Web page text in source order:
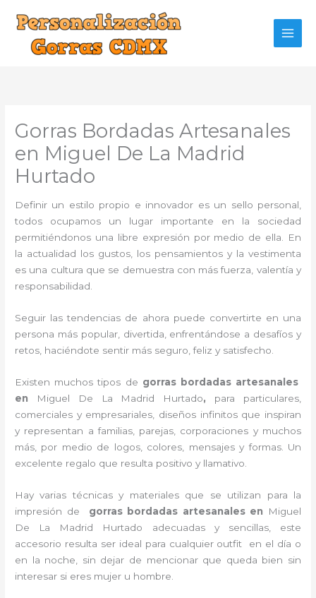
contenido
Gorras Bordadas Artesanales
en Miguel De La Madrid
Hurtado
Definir un estilo propio e innovador es un sello personal,
todos ocupamos un lugar importante en la sociedad
permitiéndonos una libre expresión por medio de ella. En
la actualidad los gustos, los pensamientos y la vestimenta
es una cultura que se demuestra con más fuerza, valentía y
responsabilidad.
Seguir las tendencias de ahora puede convertirte en una
persona más popular, divertida, enfrentándose a desafíos y
retos, haciéndote sentir más seguro, feliz y satisfecho.
Existen muchos tipos de gorras bordadas artesanales
en
Miguel De La Madrid Hurtado, para particulares,
comerciales y empresariales, diseños infinitos que inspiran
y representan a familias, parejas, corporaciones y muchos
más, por medio de logos, colores, mensajes y formas. Un
excelente regalo que resulta positivo y llamativo.
Hay varias técnicas y materiales que se utilizan para la
impresión de gorras bordadas artesanales en
Miguel
De La Madrid Hurtado adecuadas y sencillas, este
accesorio resulta ser ideal para cualquier outfit en el día o
en la noche, sin dejar de mencionar que queda bien sin
interesar si eres mujer u hombre.